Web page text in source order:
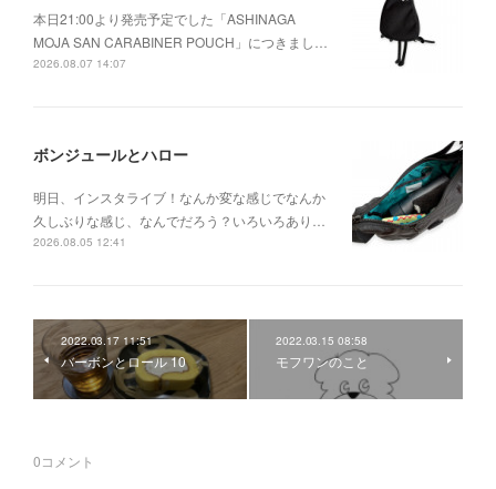
本日21:00より発売予定でした「ASHINAGA
MOJA SAN CARABINER POUCH」につきまし…
2026.08.07 14:07
ボンジュールとハロー
明日、インスタライブ！なんか変な感じでなんか
久しぶりな感じ、なんでだろう？いろいろあり…
2026.08.05 12:41
2022.03.17 11:51
バーボンとロール 10
2022.03.15 08:58
モフワンのこと
0コメント